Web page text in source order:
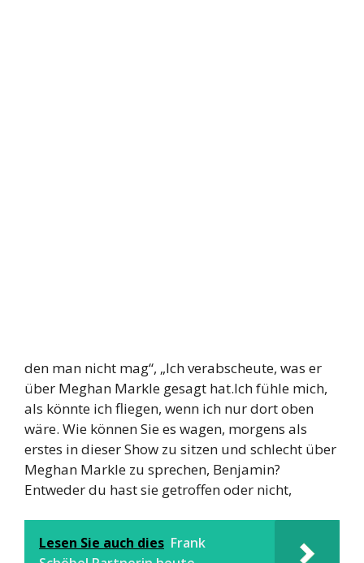
den man nicht mag“, „Ich verabscheute, was er
über Meghan Markle gesagt hat.Ich fühle mich,
als könnte ich fliegen, wenn ich nur dort oben
wäre. Wie können Sie es wagen, morgens als
erstes in dieser Show zu sitzen und schlecht über
Meghan Markle zu sprechen, Benjamin?
Entweder du hast sie getroffen oder nicht,
Lesen Sie auch dies Frank